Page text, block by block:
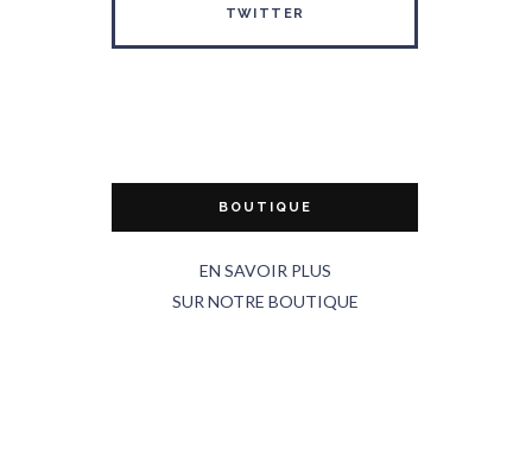
TWITTER
BOUTIQUE
EN SAVOIR PLUS
SUR NOTRE BOUTIQUE